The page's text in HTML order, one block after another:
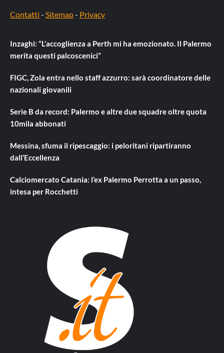
Contatti - Sitemap- Privacy
Inzaghi: “L’accoglienza a Perth mi ha emozionato. Il Palermo
merita questi palcoscenici”
FIGC, Zola entra nello staff azzurro: sarà coordinatore delle
nazionali giovanili
Serie B da record: Palermo e altre due squadre oltre quota
10mila abbonati
Messina, sfuma il ripescaggio: i peloritani ripartiranno
dall’Eccellenza
Calciomercato Catania: l’ex Palermo Perrotta a un passo,
intesa per Rocchetti